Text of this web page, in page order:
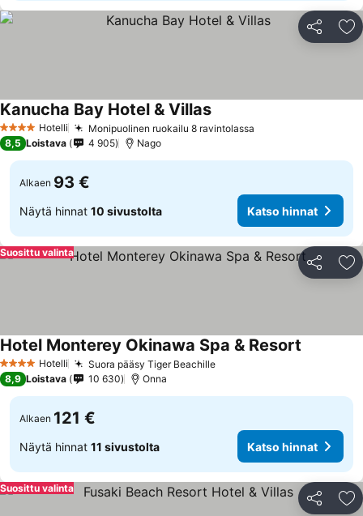
Jaa
4 Tähtiluokitus
Hotelli Monipuolinen ruokailu 8 ravintolassa
Kanucha Bay Hotel & VillasKatso hinnat
8,5 Loistava 4 905 Nago
Alkaen 93 €
Näytä hinnat 10 sivustolta Katso hinnat
Jaa
Suosittu valinta
4 Tähtiluokitus
Hotelli Suora pääsy Tiger BeachilleKatso hinnat
Hotel Monterey Okinawa Spa & Resort
8,9 Loistava 10 630 Onna
Alkaen 121 €
Näytä hinnat 11 sivustolta Katso hinnat
Jaa
Suosittu valinta